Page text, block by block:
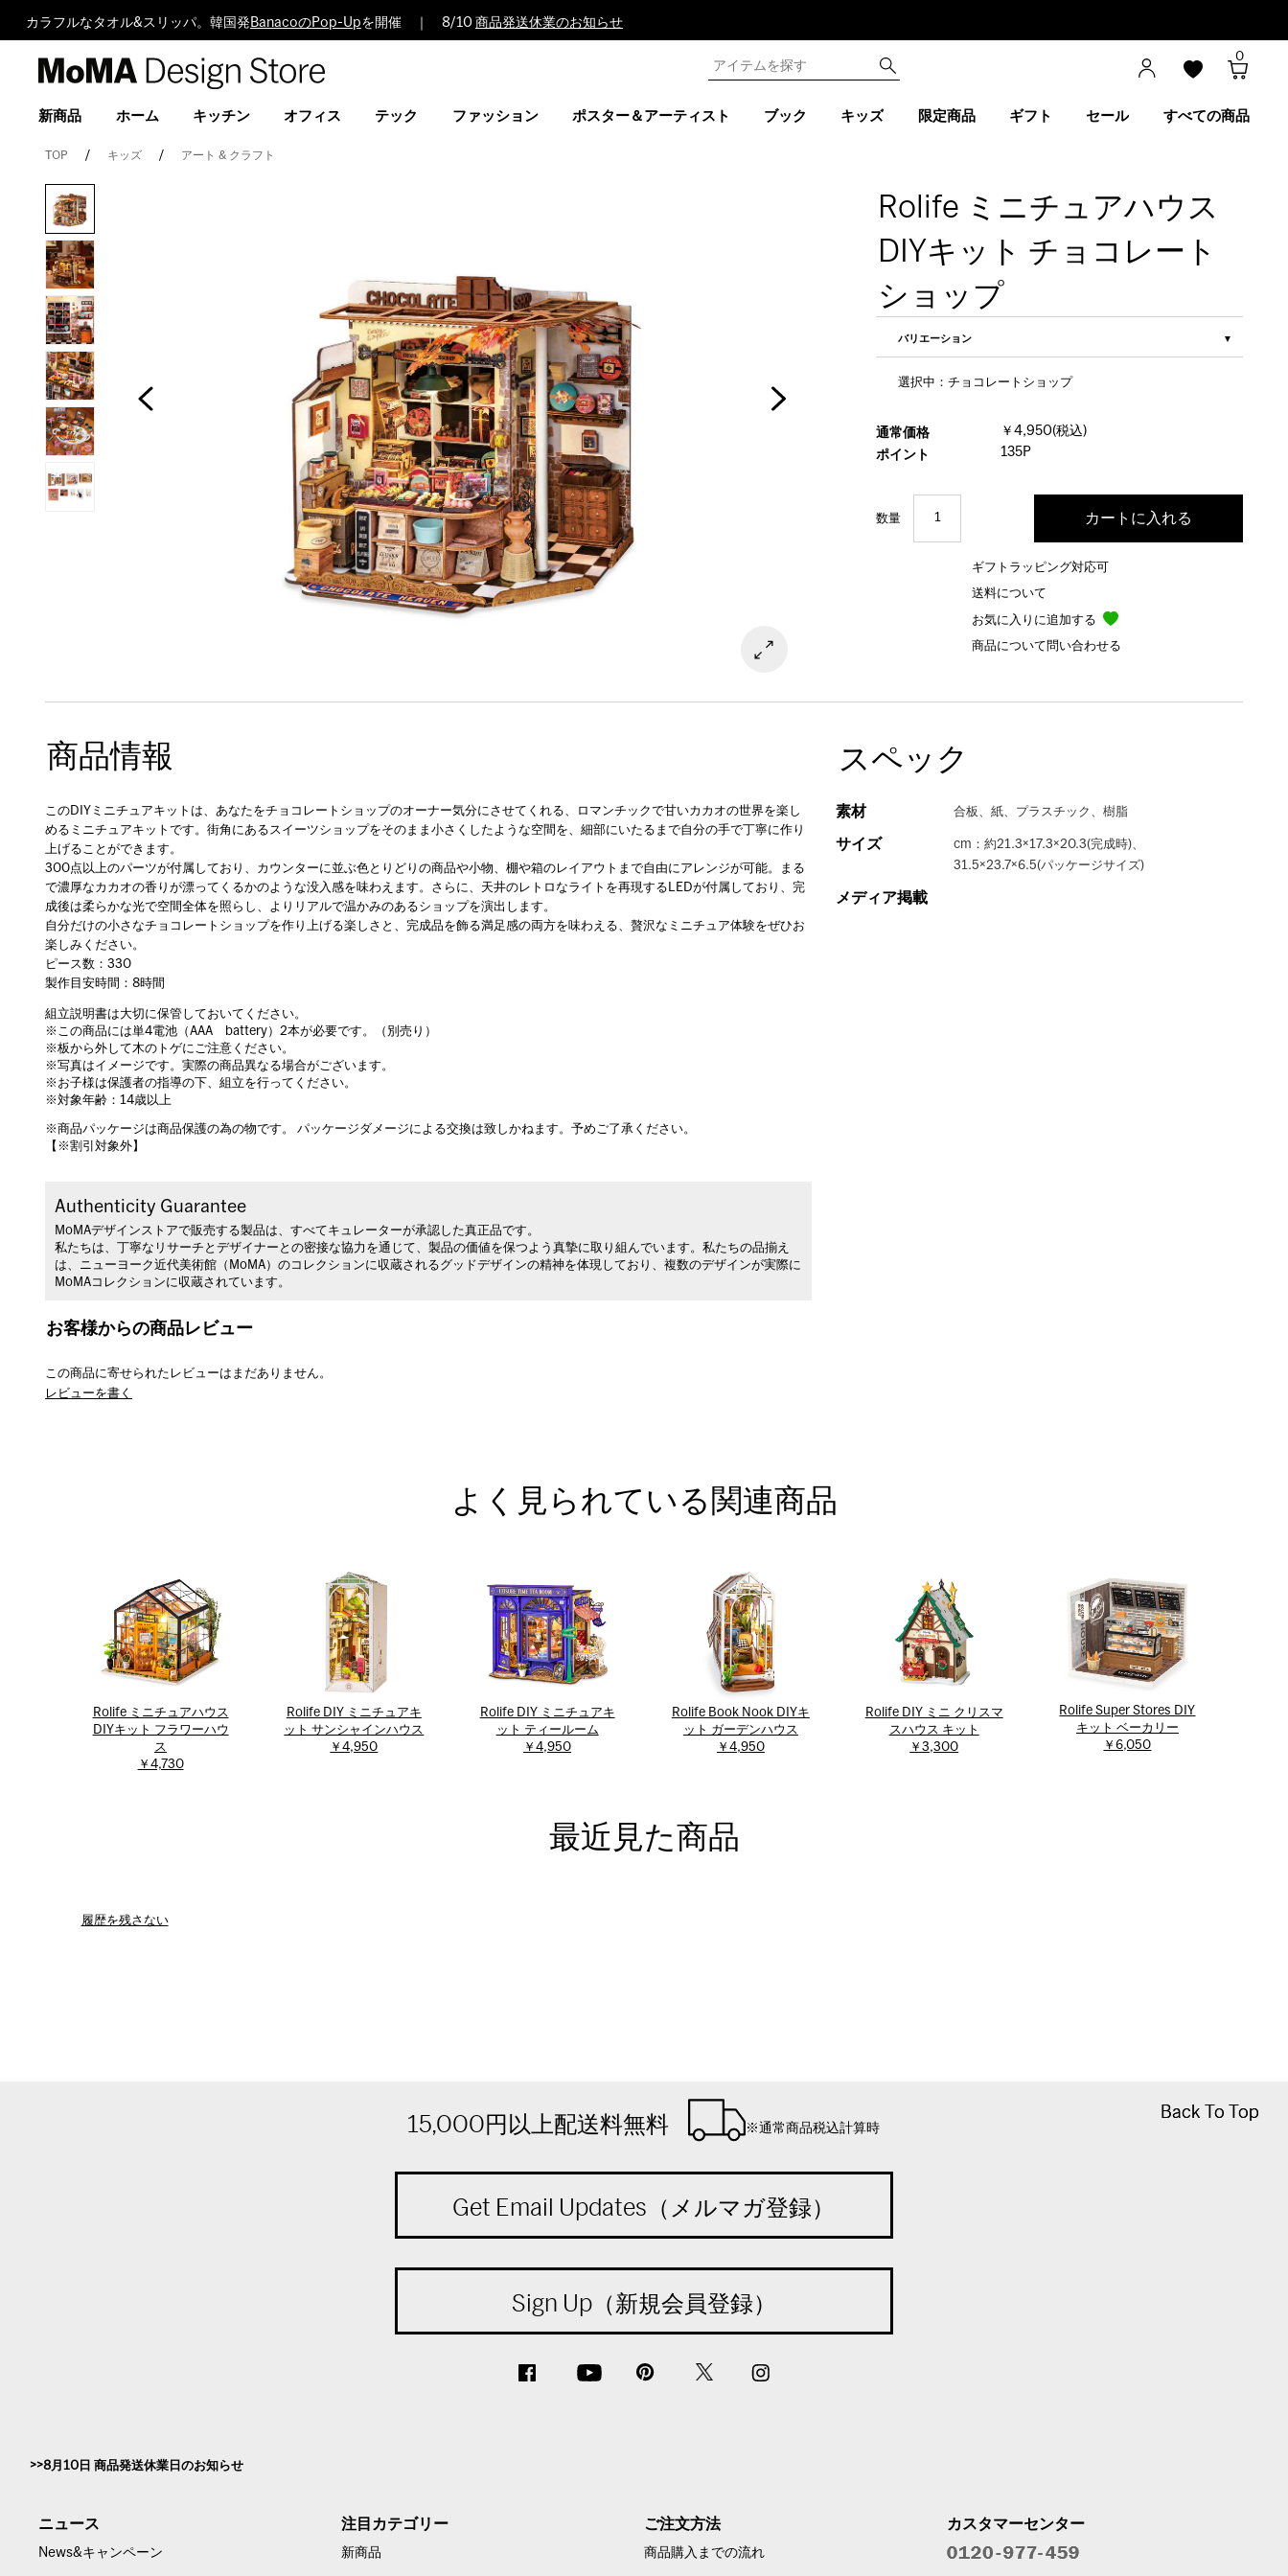
カラフルなタオル&スリッパ。韓国発 BanacoのPop-Upを開催 ｜ 8/10 商品発送休業のお知らせ
Design
0
新商品 ホーム キッチン オフィス テック ファッション ポスター＆アーティスト ブック キッズ 限定商品 ギフト セール すべての商品
TOP キッズ アート & クラフト
Rolife ミニチュアハウス
DIYキット チョコレート
ショップ
バリエーション
選択中：チョコレートショップ
通常価格
￥4,950(税込)
ポイント
135P
数量
ギフトラッピング対応可
送料について
お気に入りに追加する
商品について問い合わせる
商品情報
このDIYミニチュアキットは、あなたをチョコレートショップのオーナー気分にさせてくれる、ロマンチックで甘いカカオの世界を楽し
めるミニチュアキットです。街角にあるスイーツショップをそのまま小さくしたような空間を、細部にいたるまで自分の手で丁寧に作り
上げることができます。
300点以上のパーツが付属しており、カウンターに並ぶ色とりどりの商品や小物、棚や箱のレイアウトまで自由にアレンジが可能。まる
で濃厚なカカオの香りが漂ってくるかのような没入感を味わえます。さらに、天井のレトロなライトを再現するLEDが付属しており、完
成後は柔らかな光で空間全体を照らし、よりリアルで温かみのあるショップを演出します。
自分だけの小さなチョコレートショップを作り上げる楽しさと、完成品を飾る満足感の両方を味わえる、贅沢なミニチュア体験をぜひお
楽しみください。
ピース数：330
製作目安時間：8時間
組立説明書は大切に保管しておいてください。
※この商品には単4電池（AAA battery）2本が必要です。（別売り）
※板から外して木のトゲにご注意ください。
※写真はイメージです。実際の商品異なる場合がございます。
※お子様は保護者の指導の下、組立を行ってください。
※対象年齢：14歳以上
※商品パッケージは商品保護の為の物です。 パッケージダメージによる交換は致しかねます。予めご了承ください。
【※割引対象外】
Authenticity Guarantee
MoMAデザインストアで販売する製品は、すべてキュレーターが承認した真正品です。
私たちは、丁寧なリサーチとデザイナーとの密接な協力を通じて、製品の価値を保つよう真摯に取り組んでいます。私たちの品揃え
は、ニューヨーク近代美術館（MoMA）のコレクションに収蔵されるグッドデザインの精神を体現しており、複数のデザインが実際に
MoMAコレクションに収蔵されています。
スペック
素材 合板、紙、プラスチック、樹脂
サイズ
cm：約21.3×17.3×20.3(完成時)、
31.5×23.7×6.5(パッケージサイズ)
メディア掲載
お客様からの商品レビュー
この商品に寄せられたレビューはまだありません。
レビューを書く
よく見られている関連商品
Rolife ミニチュアハウス
DIYキット フラワーハウ
ス
￥4,730
Rolife DIY ミニチュアキ
ット サンシャインハウス
￥4,950
Rolife DIY ミニチュアキ
ット ティールーム
￥4,950
Rolife Book Nook DIYキ
ット ガーデンハウス
￥4,950
Rolife DIY ミニ クリスマ
スハウス キット
￥3,300
Rolife Super Stores DIY
キット ベーカリー
￥6,050
最近見た商品
履歴を残さない
Back To Top
Back To Top
15,000円以上配送料無料 ※通常商品税込計算時
Get Email Updates（メルマガ登録）
Sign Up（新規会員登録）
8月10日 商品発送休業日のお知らせ
ニュース
News&キャンペーン
注目カテゴリー
新商品
ご注文方法
商品購入までの流れ
カスタマーセンター